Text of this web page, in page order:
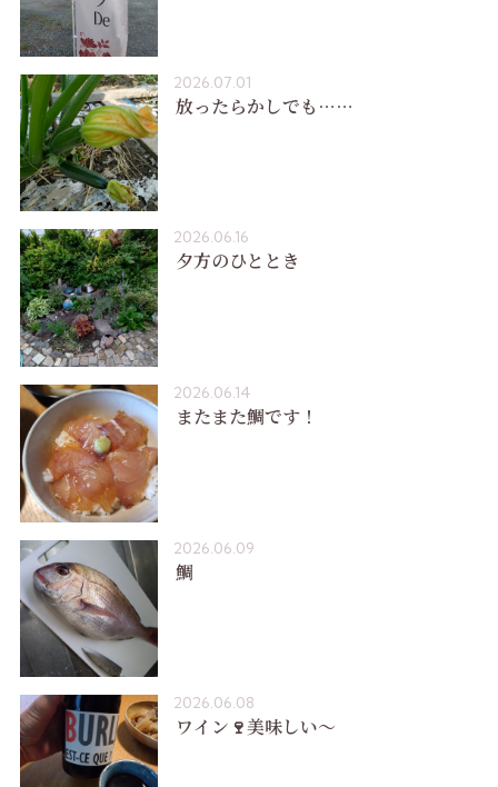
2026.07.01
放ったらかしでも……
2026.06.16
夕方のひととき
2026.06.14
またまた鯛です！
2026.06.09
鯛
2026.06.08
ワイン🍷美味しい〜